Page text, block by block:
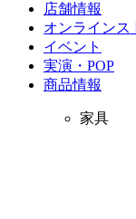
店舗情報
オンラインス
イベント
実演・POP
商品情報
家具